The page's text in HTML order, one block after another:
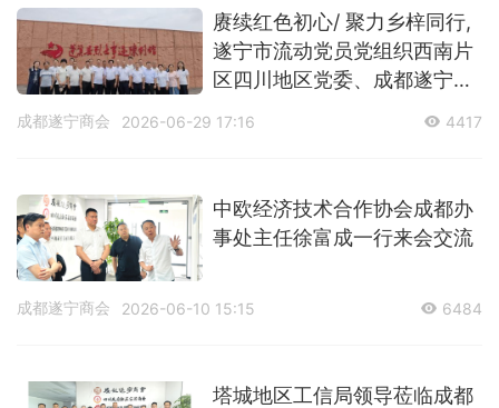
赓续红色初心/ 聚力乡梓同行,
遂宁市流动党员党组织西南片
区四川地区党委、成都遂宁商
成都遂宁商会 2026-06-29 17:16 4417
中欧经济技术合作协会成都办
事处主任徐富成一行来会交流
成都遂宁商会 2026-06-10 15:15 6484
塔城地区工信局领导莅临成都